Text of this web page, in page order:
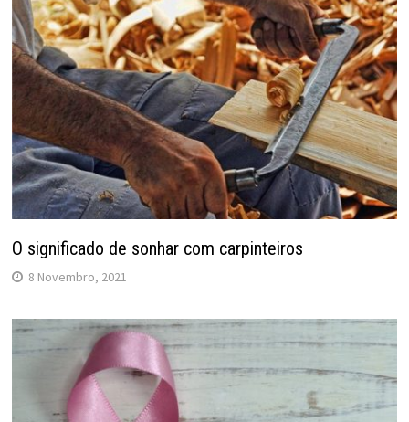
O significado de sonhar com carpinteiros
8 Novembro, 2021